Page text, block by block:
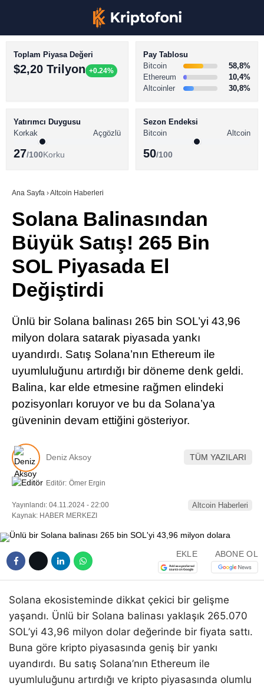
Youtube
TikTok
Telegram
BİTCOİN HABERLERİ
ALTCOİN HABERLERİ
SÖZLÜK
Toplam Piyasa Değeri
$2,20 Trilyon +0.24%
Pay Tablosu
Bitcoin
58,8%
Ethereum
10,4%
Altcoinler
30,8%
Yatırımcı Duygusu
Korkak
Açgözlü
27/100Korku
Sezon Endeksi
Bitcoin
Altcoin
50/100
Ana Sayfa ›Altcoin Haberleri
Solana Balinasından
Büyük Satış! 265 Bin
SOL Piyasada El
Değiştirdi
Ünlü bir Solana balinası 265 bin SOL’yi 43,96
milyon dolara satarak piyasada yankı
uyandırdı. Satış Solana’nın Ethereum ile
uyumluluğunu artırdığı bir döneme denk geldi.
Balina, kar elde etmesine rağmen elindeki
pozisyonları koruyor ve bu da Solana’ya
güveninin devam ettiğini gösteriyor.
Deniz Aksoy TÜM YAZILARI
Editör: Ömer Ergin
Yayınlandı: 04.11.2024 - 22:00
Kaynak: HABER MERKEZI
Altcoin Haberleri
EKLE ABONE OL
Solana ekosisteminde dikkat çekici bir gelişme
yaşandı. Ünlü bir Solana balinası yaklaşık 265.070
SOL’yi 43,96 milyon dolar değerinde bir fiyata sattı.
Buna göre kripto piyasasında geniş bir yankı
uyandırdı. Bu satış Solana’nın Ethereum ile
uyumluluğunu artırdığı ve kripto piyasasında olumlu